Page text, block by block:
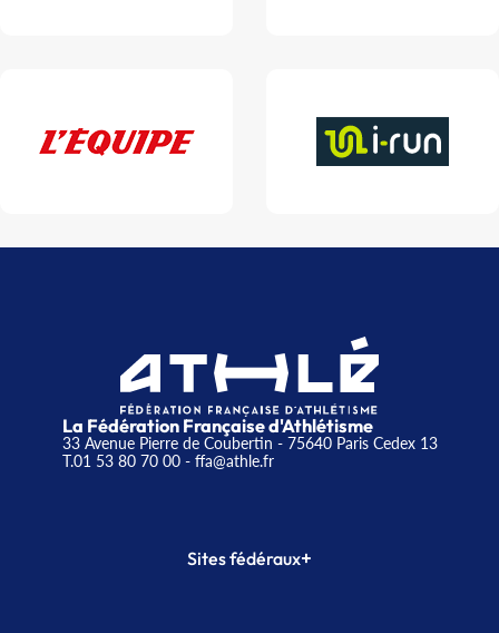
La Fédération Française d'Athlétisme
33 Avenue Pierre de Coubertin - 75640 Paris Cedex 13
T.01 53 80 70 00- ffa@athle.fr
Sites fédéraux+